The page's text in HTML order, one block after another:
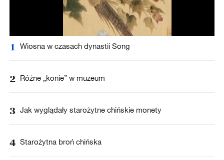
1 Wiosna w czasach dynastii Song
2 Różne „konie” w muzeum
3 Jak wyglądały starożytne chińskie monety
4 Starożytna broń chińska